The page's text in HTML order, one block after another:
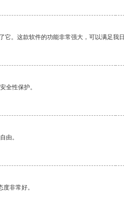
。这款软件的功能非常强大，可以满足我
全性保护。
由。
非常好。